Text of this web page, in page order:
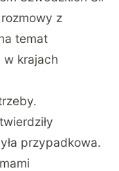
z
temat
w krajach
przypadkowa.